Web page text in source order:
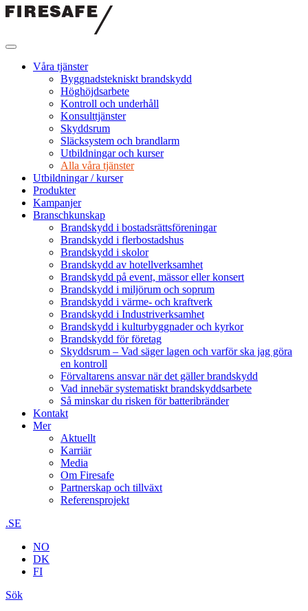
Hoppa
Firesafe
Våra tjänster
Byggnadstekniskt brandskydd
Höghöjdsarbete
Kontroll och underhåll
Konsulttjänster
Skyddsrum
Släcksystem och brandlarm
Utbildningar och kurser
Alla våra tjänster
Utbildningar / kurser
Produkter
Kampanjer
Branschkunskap
Brandskydd i bostadsrättsföreningar
Brandskydd i flerbostadshus
Brandskydd i skolor
Brandskydd av hotellverksamhet
Brandskydd på event, mässor eller konsert
Brandskydd i miljörum och soprum
Brandskydd i värme- och kraftverk
Brandskydd i Industriverksamhet
Brandskydd i kulturbyggnader och kyrkor
Brandskydd för företag
Skyddsrum – Vad säger lagen och varför ska jag göra
en kontroll
Förvaltarens ansvar när det gäller brandskydd
Vad innebär systematiskt brandskyddsarbete
Så minskar du risken för batteribränder
Kontakt
Mer
Aktuellt
Karriär
Media
Om Firesafe
Partnerskap och tillväxt
Referensprojekt
.SE
NO
DK
FI
Sök